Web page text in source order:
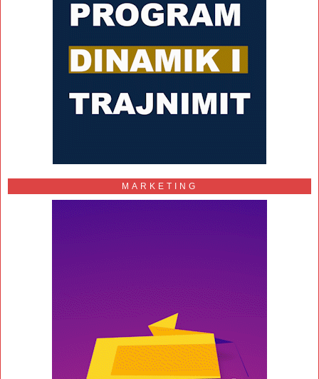
MARKETING